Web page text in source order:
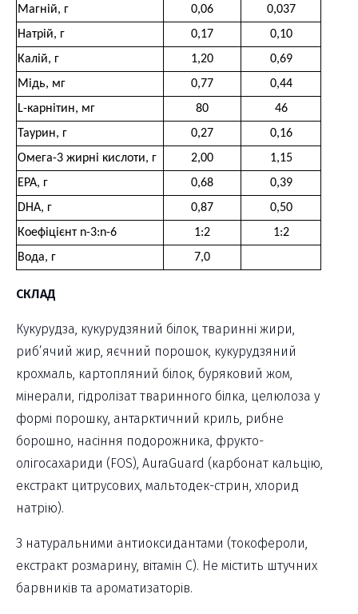
Магній, г
0,06
0,037
Натрій, г
0,17
0,10
Калій, г
1,20
0,69
Мідь, мг
0,77
0,44
L-карнітин, мг
80
46
Таурин, г
0,27
0,16
Омега-3 жирні кислоти, г
2,00
1,15
ЕРА, г
0,68
0,39
DHА, г
0,87
0,50
Коефіцієнт n-3:n-6
1:2
1:2
Вода, г
7,0
СКЛАД
Кукурудза, кукурудзяний білок, тваринні жири,
риб’ячий жир, яєчний порошок, кукурудзяний
крохмаль, картопляний білок, буряковий жом,
мінерали, гідролізат тваринного білка, целюлоза у
формі порошку, антарктичний криль, рибне
борошно, насіння подорожника, фрукто-
олігосахариди (FOS), AuraGuard (карбонат кальцію,
екстракт цитрусових, мальтодек-стрин, хлорид
натрію).
З натуральними антиоксидантами (токофероли,
екстракт розмарину, вітамін С). Не містить штучних
барвників та ароматизаторів.